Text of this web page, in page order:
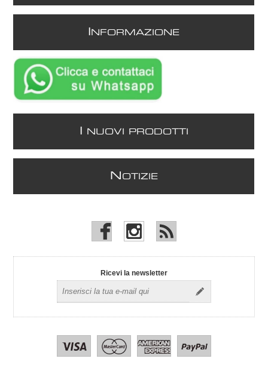
NFORMAZIONE
NUOVI PRODOTTI
N OTIZIE
Ricevi la newsletter